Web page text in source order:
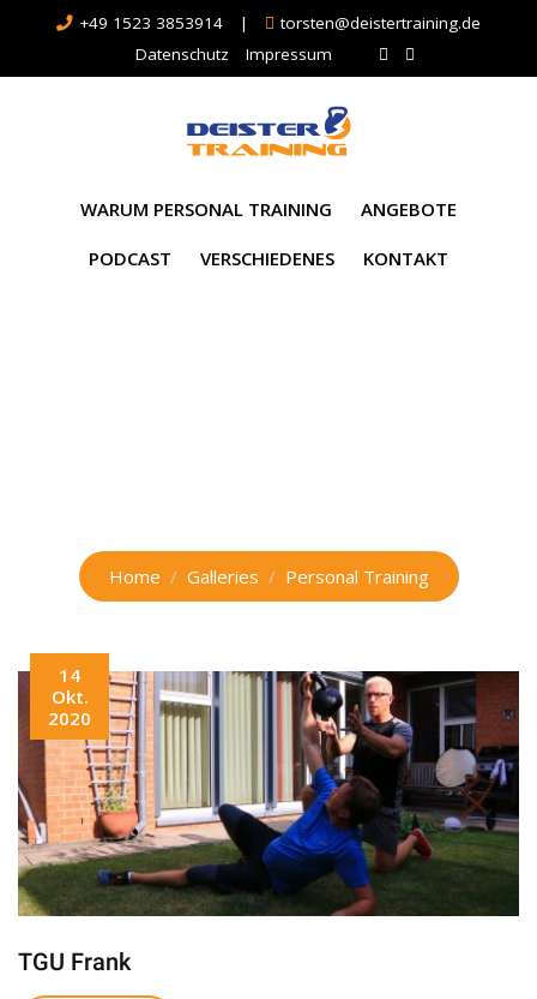
+49 1523 3853914 |
torsten@deistertraining.de
Datenschutz
Impressum
WARUM PERSONAL TRAINING ANGEBOTE
PODCAST VERSCHIEDENES KONTAKT
Home Galleries Personal Training
14
Okt.
2020
TGU Frank